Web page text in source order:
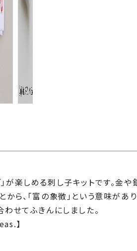
が楽しめる刺し子キットです。金
から、「富の象徴」という意味が
わせてふきんにしました。
】